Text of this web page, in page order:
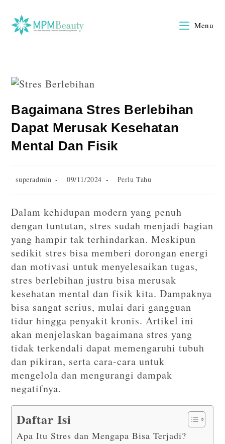
Menu
Bagaimana Stres Berlebihan
Dapat Merusak Kesehatan
Mental Dan Fisik
superadmin 09/11/2024 Perlu Tahu
Dalam kehidupan modern yang penuh
dengan tuntutan, stres sudah menjadi bagian
yang hampir tak terhindarkan. Meskipun
sedikit stres bisa memberi dorongan energi
dan motivasi untuk menyelesaikan tugas,
stres berlebihan justru bisa merusak
kesehatan mental dan fisik kita. Dampaknya
bisa sangat serius, mulai dari gangguan
tidur hingga penyakit kronis. Artikel ini
akan menjelaskan bagaimana stres yang
tidak terkendali dapat memengaruhi tubuh
dan pikiran, serta cara-cara untuk
mengelola dan mengurangi dampak
negatifnya.
Daftar Isi
Apa Itu Stres dan Mengapa Bisa Terjadi?